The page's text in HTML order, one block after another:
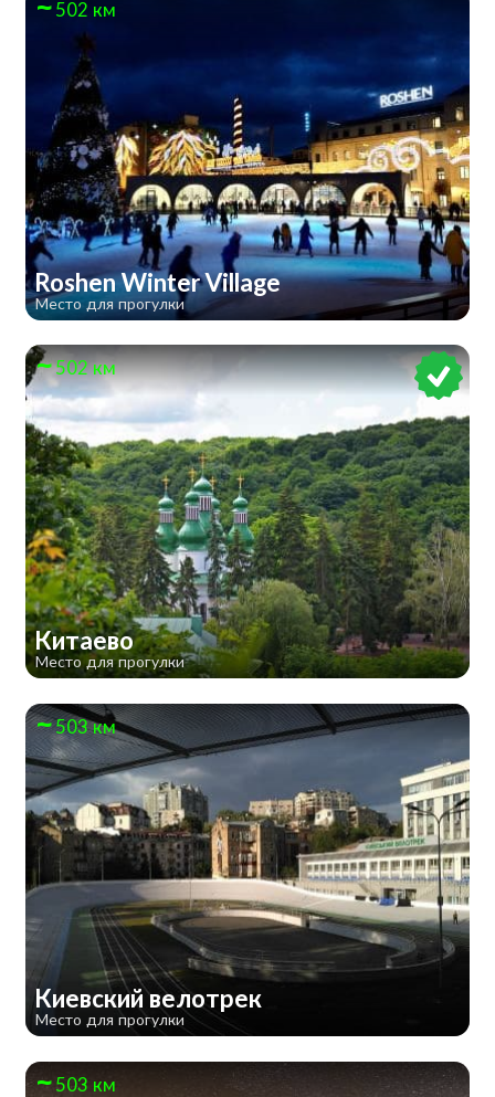
502 км
Roshen Winter Village
Место для прогулки
502 км
Китаево
Место для прогулки
503 км
Киевский велотрек
Место для прогулки
503 км